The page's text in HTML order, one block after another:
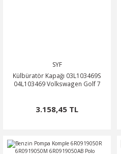
SYF
Külbüratör Kapağı 03L103469S
04L103469 Volkswagen Golf 7
3.158,45 TL